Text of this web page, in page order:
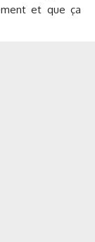
et que ça